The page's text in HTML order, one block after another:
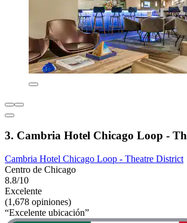
3. Cambria Hotel Chicago Loop -
Cambria Hotel Chicago Loop - Theatre District
Centro de Chicago
8.8/10
Excelente
(1,678 opiniones)
“Excelente ubicación”